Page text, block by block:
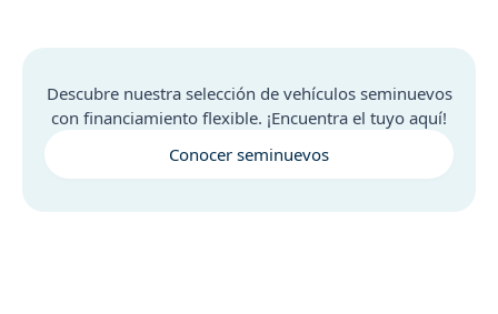
Descubre nuestra selección de vehículos seminuevos
con financiamiento flexible. ¡Encuentra el tuyo aquí!
Conocer seminuevos